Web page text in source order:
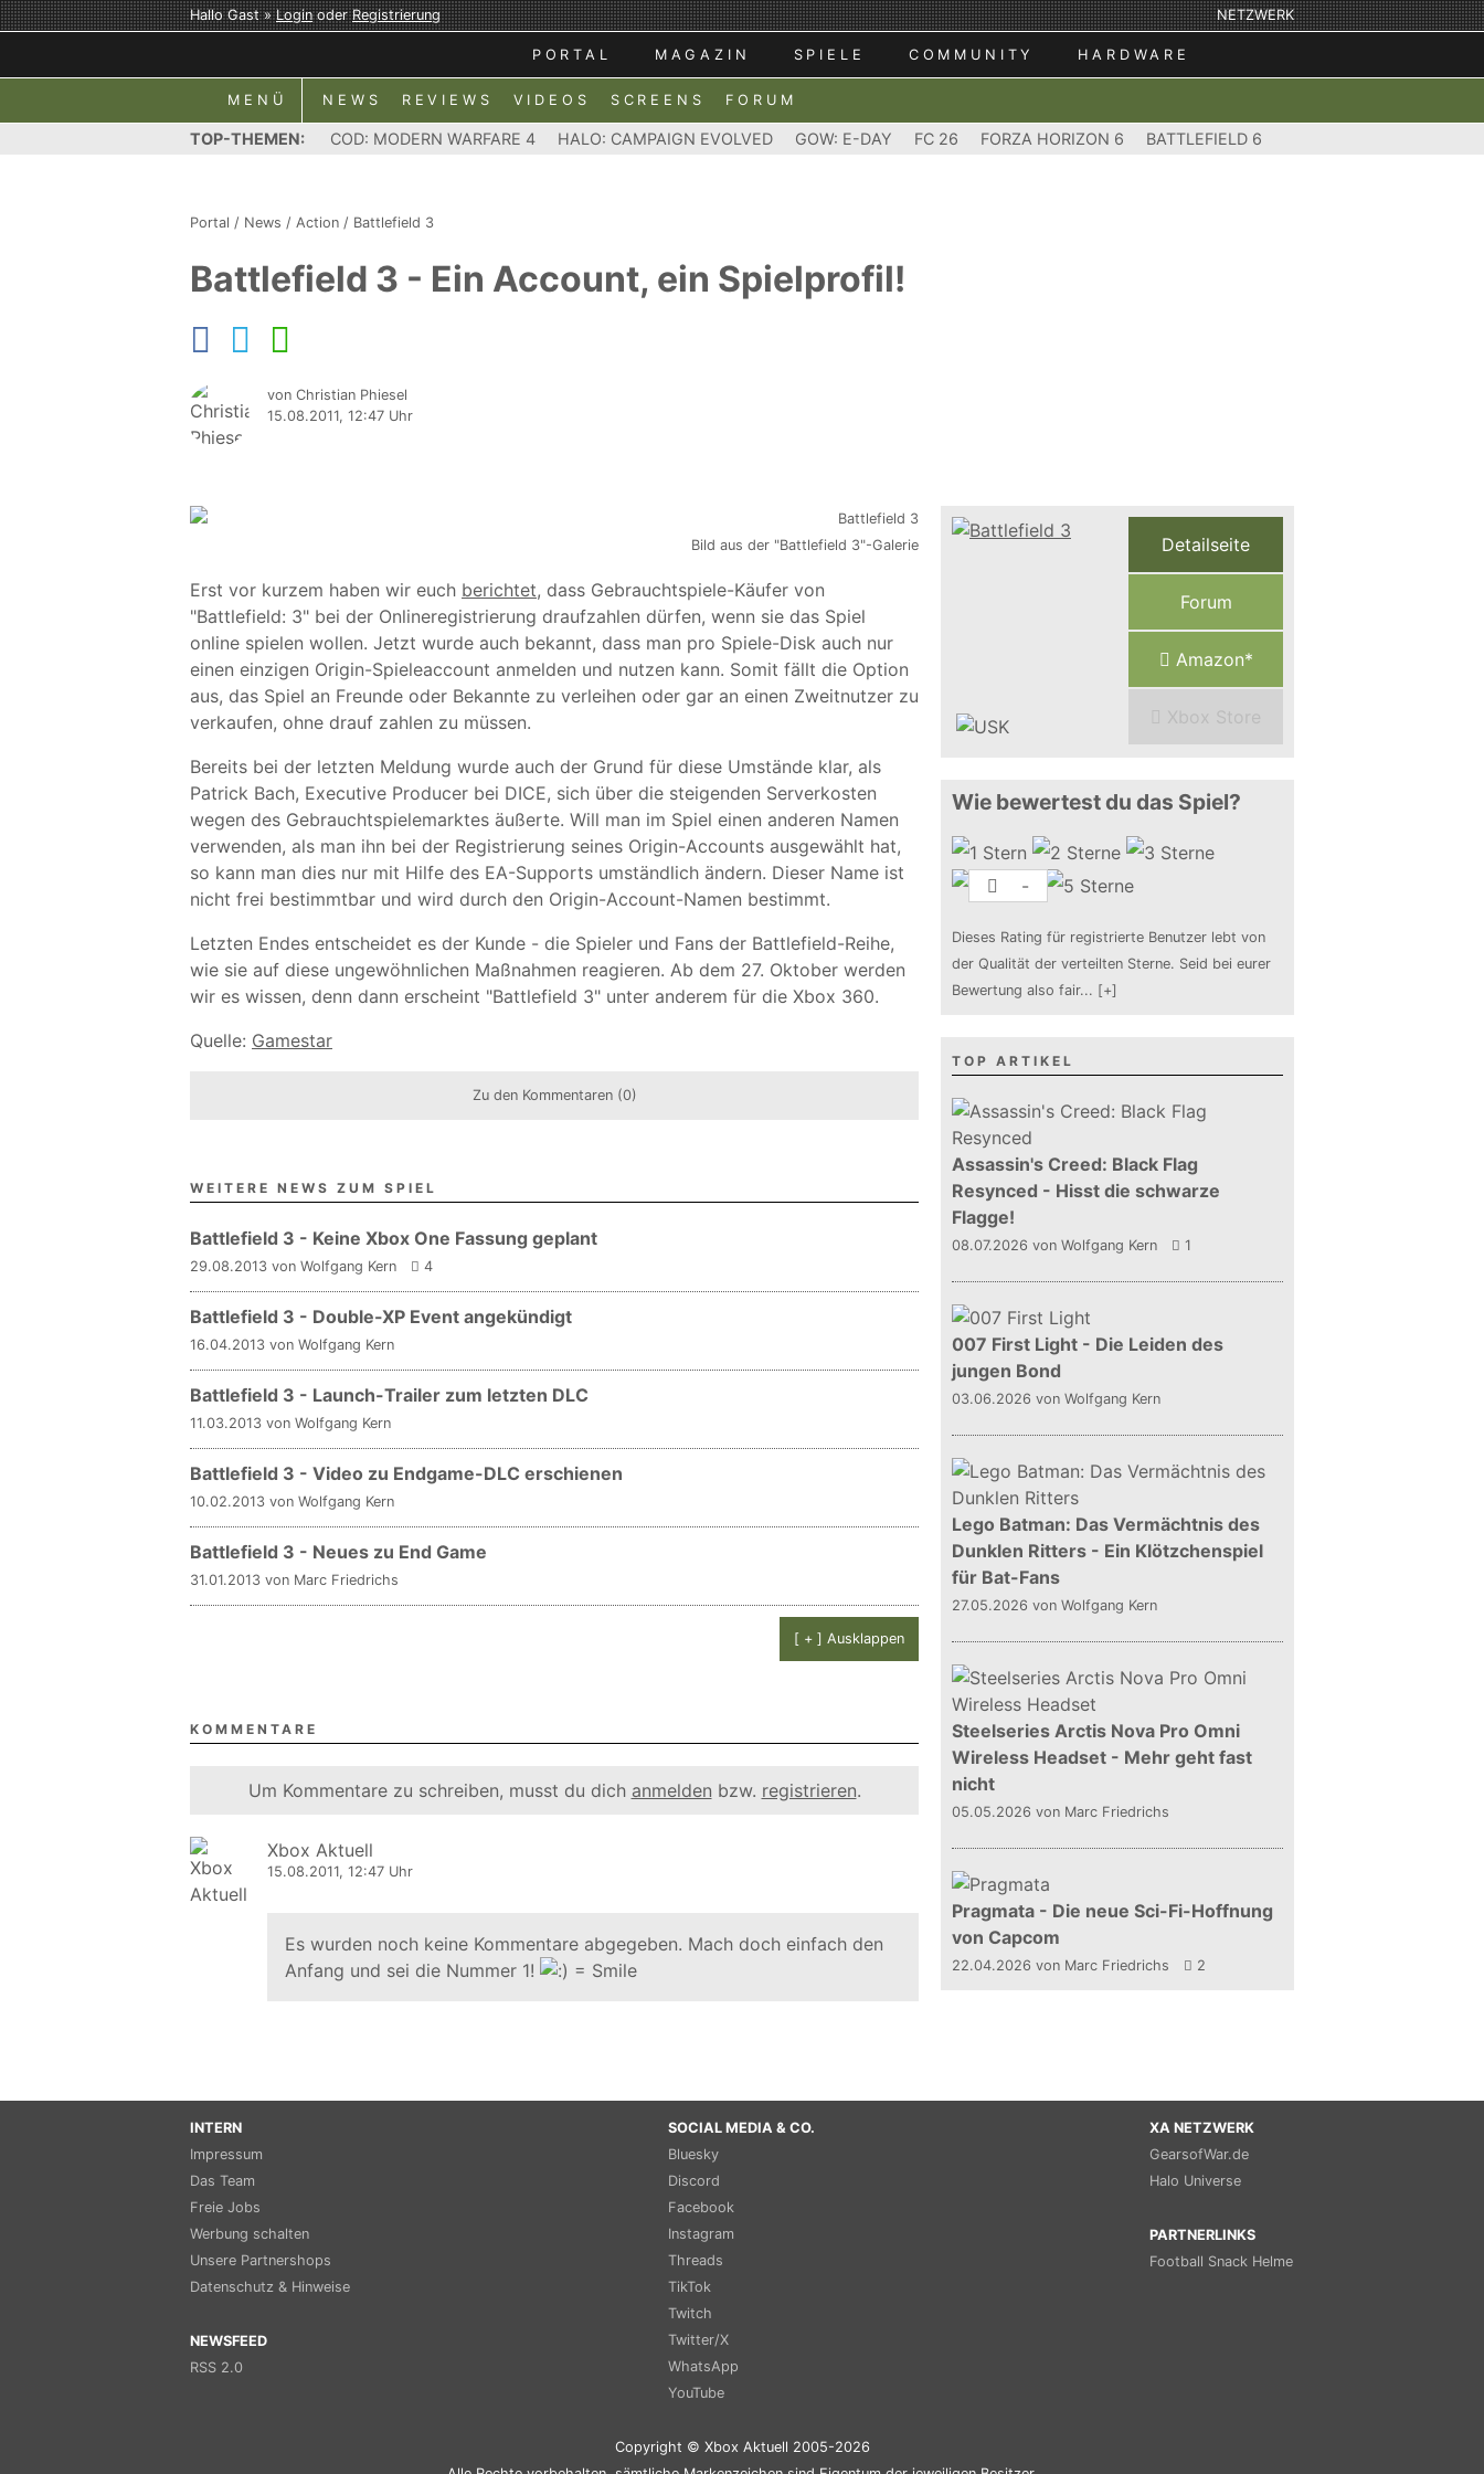
Hallo Gast »LoginoderRegistrierung NETZWERK
PORTAL MAGAZIN SPIELE COMMUNITY HARDWARE
MENÜ NEWS REVIEWS VIDEOS SCREENS FORUM
TOP-THEMEN: COD: MODERN WARFARE 4 HALO: CAMPAIGN EVOLVED GOW: E-DAY FC 26 FORZA HORIZON 6 BATTLEFIELD 6
Portal / News / Action / Battlefield 3
Battlefield 3 - Ein Account, ein Spielprofil!
von Christian Phiesel
15.08.2011, 12:47 Uhr
Bild aus der "Battlefield 3"-Galerie
Erst vor kurzem haben wir euch berichtet, dass Gebrauchtspiele-Käufer von
"Battlefield: 3" bei der Onlineregistrierung draufzahlen dürfen, wenn sie das Spiel
online spielen wollen. Jetzt wurde auch bekannt, dass man pro Spiele-Disk auch nur
einen einzigen Origin-Spieleaccount anmelden und nutzen kann. Somit fällt die Option
aus, das Spiel an Freunde oder Bekannte zu verleihen oder gar an einen Zweitnutzer zu
verkaufen, ohne drauf zahlen zu müssen.
Bereits bei der letzten Meldung wurde auch der Grund für diese Umstände klar, als
Patrick Bach, Executive Producer bei DICE, sich über die steigenden Serverkosten
wegen des Gebrauchtspielemarktes äußerte. Will man im Spiel einen anderen Namen
verwenden, als man ihn bei der Registrierung seines Origin-Accounts ausgewählt hat,
so kann man dies nur mit Hilfe des EA-Supports umständlich ändern. Dieser Name ist
nicht frei bestimmtbar und wird durch den Origin-Account-Namen bestimmt.
Letzten Endes entscheidet es der Kunde - die Spieler und Fans der Battlefield-Reihe,
wie sie auf diese ungewöhnlichen Maßnahmen reagieren. Ab dem 27. Oktober werden
wir es wissen, denn dann erscheint "Battlefield 3" unter anderem für die Xbox 360.
Quelle: Gamestar
Zu den Kommentaren (0)
WEITERE NEWS ZUM SPIEL
Battlefield 3 - Keine Xbox One Fassung geplant
29.08.2013 von Wolfgang Kern 4
Battlefield 3 - Double-XP Event angekündigt
16.04.2013 von Wolfgang Kern
Battlefield 3 - Launch-Trailer zum letzten DLC
11.03.2013 von Wolfgang Kern
Battlefield 3 - Video zu Endgame-DLC erschienen
10.02.2013 von Wolfgang Kern
Battlefield 3 - Neues zu End Game
31.01.2013 von Marc Friedrichs
[ + ] Ausklappen
KOMMENTARE
Um Kommentare zu schreiben, musst du dich anmelden bzw. registrieren.
Xbox Aktuell
15.08.2011, 12:47 Uhr
Es wurden noch keine Kommentare abgegeben. Mach doch einfach den
Anfang und sei die Nummer 1!
Detailseite
Forum
Amazon*
Xbox Store
Wie bewertest du das Spiel?
-
Dieses Rating für registrierte Benutzer lebt von
der Qualität der verteilten Sterne. Seid bei eurer
Bewertung also fair... [+]
TOP ARTIKEL
Assassin's Creed: Black Flag
Resynced - Hisst die schwarze
Flagge!
08.07.2026 von Wolfgang Kern 1
007 First Light - Die Leiden des
jungen Bond
03.06.2026 von Wolfgang Kern
Lego Batman: Das Vermächtnis des
Dunklen Ritters - Ein Klötzchenspiel
für Bat-Fans
27.05.2026 von Wolfgang Kern
Steelseries Arctis Nova Pro Omni
Wireless Headset - Mehr geht fast
nicht
05.05.2026 von Marc Friedrichs
Pragmata - Die neue Sci-Fi-Hoffnung
von Capcom
22.04.2026 von Marc Friedrichs 2
INTERN
Impressum
Das Team
Freie Jobs
Werbung schalten
Unsere Partnershops
Datenschutz & Hinweise
NEWSFEED
RSS 2.0
SOCIAL MEDIA & CO.
Bluesky
Discord
Facebook
Instagram
Threads
TikTok
Twitch
Twitter/X
WhatsApp
YouTube
XA NETZWERK
GearsofWar.de
Halo Universe
PARTNERLINKS
Football Snack Helme
Copyright © Xbox Aktuell 2005-2026